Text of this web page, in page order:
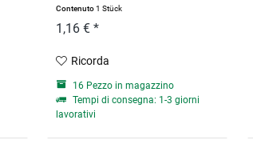
Contenuto1 Stück
1,16 € *
Ricorda
16 Pezzo in magazzino
Tempi di consegna: 1-3 giorni
lavorativi